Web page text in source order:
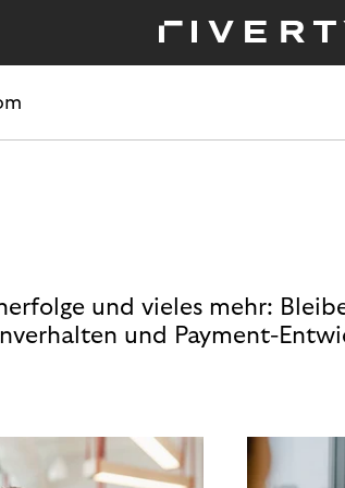
und vieles mehr:
und Payment-